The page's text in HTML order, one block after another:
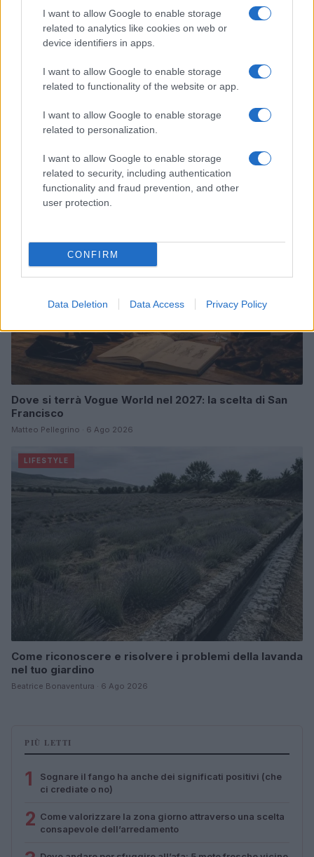
I want to allow Google to enable storage
related to analytics like cookies on web or
device identifiers in apps.
I want to allow Google to enable storage
related to functionality of the website or app.
I want to allow Google to enable storage
related to personalization.
I want to allow Google to enable storage
related to security, including authentication
functionality and fraud prevention, and other
user protection.
CONFIRM
Data Deletion Data Access Privacy Policy
ex stabilimento di profumi
Matteo Pellegrino · 7 Ago 2026
LIFESTYLE
Dove si terrà Vogue World nel 2027: la scelta di San
Francisco
Matteo Pellegrino · 6 Ago 2026
LIFESTYLE
Come riconoscere e risolvere i problemi della lavanda
nel tuo giardino
Beatrice Bonaventura · 6 Ago 2026
PIÙ LETTI
1
Sognare il fango ha anche dei significati positivi (che
ci crediate o no)
2 Come valorizzare la zona giorno attraverso una scelta
consapevole dell’arredamento